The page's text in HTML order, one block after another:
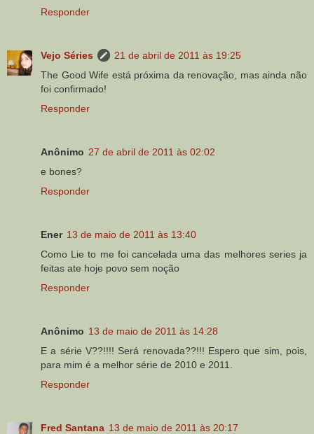
Responder
Vejo Séries
21 de abril de 2011 às 19:25
The Good Wife está próxima da renovação, mas ainda não
foi confirmado!
Responder
Anônimo 27 de abril de 2011 às 02:02
e bones?
Responder
Ener 13 de maio de 2011 às 13:40
Como Lie to me foi cancelada uma das melhores series ja
feitas ate hoje povo sem noção
Responder
Anônimo 13 de maio de 2011 às 14:28
E a série V??!!!! Será renovada??!!! Espero que sim, pois,
para mim é a melhor série de 2010 e 2011.
Responder
Fred Santana 13 de maio de 2011 às 20:17